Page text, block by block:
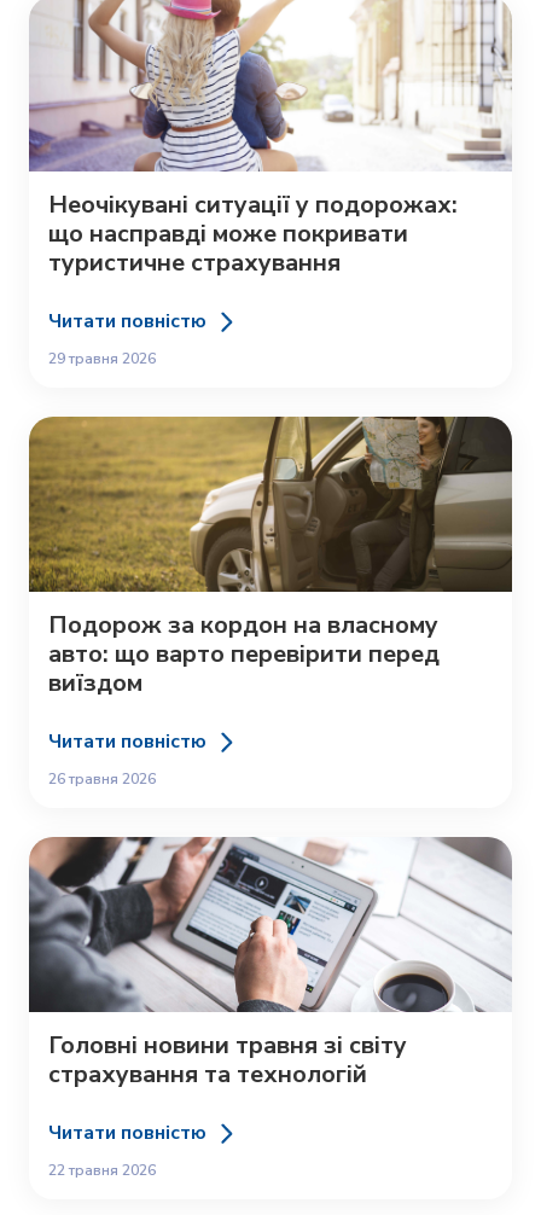
Неочікувані ситуації у подорожах:
що насправді може покривати
туристичне страхування
Читати повністю
29 травня 2026
Подорож за кордон на власному
авто: що варто перевірити перед
виїздом
Читати повністю
26 травня 2026
Головні новини травня зі світу
страхування та технологій
Читати повністю
22 травня 2026